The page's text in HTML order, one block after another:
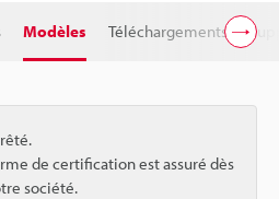
Modèles Téléchargements
de certification est assuré dès
société.